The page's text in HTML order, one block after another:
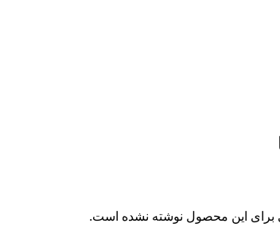
برای این محصول نوشته نشده است.